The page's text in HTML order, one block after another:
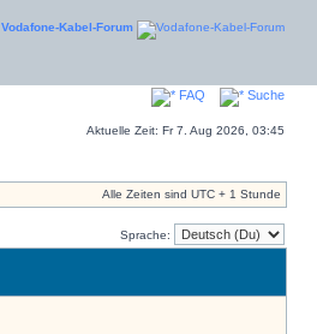
Vodafone-Kabel-Forum
FAQ Suche
Aktuelle Zeit: Fr 7. Aug 2026, 03:45
Alle Zeiten sind UTC + 1 Stunde
Sprache: